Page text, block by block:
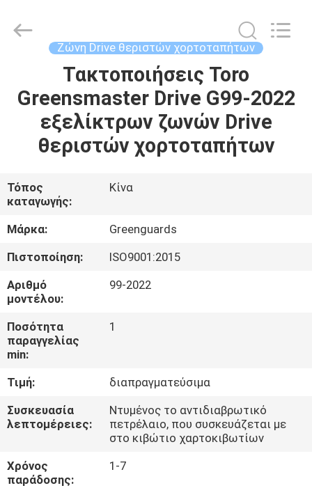
ΠΡΟΪΌΝΤΑ
ΠΕΡΊΠΟΥ
ΕΜΕΊΣ
ΓΎΡΟΣ
ΕΡΓΟΣΤΑΣΊΩΝ
ΠΟΙΟΤΙΚΌΣ
ΈΛΕΓΧΟΣ
ΕΛΆΤΕ
ΣΕ
ΕΠΑΦΉ
ΜΕ
Trading
Ζώνη Drive θεριστών χορτοταπήτων
Τακτοποιήσεις Toro
Greensmaster Drive G99-2022
εξελίκτρων ζωνών Drive
θεριστών χορτοταπήτων
Τόπος
καταγωγής:
Κίνα
Μάρκα:
Greenguards
Πιστοποίηση:
ISO9001:2015
Αριθμό
μοντέλου:
99-2022
Ποσότητα
παραγγελίας
min:
1
Τιμή:
διαπραγματεύσιμα
Συσκευασία
λεπτομέρειες:
Ντυμένος το αντιδιαβρωτικό
πετρέλαιο, που συσκευάζεται με
στο κιβώτιο χαρτοκιβωτίων
Χρόνος
παράδοσης:
1-7